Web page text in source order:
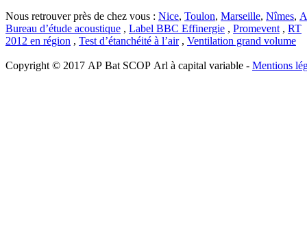
Nous retrouver près de chez vous : Nice, Toulon, Marseille, Nîmes,
Bureau d’étude acoustique , Label BBC Effinergie , Promevent , RT
2012 en région , Test d’étanchéité à l’air, Ventilation grand volume
Copyright © 2017 AP Bat SCOP Arl à capital variable - Mentions